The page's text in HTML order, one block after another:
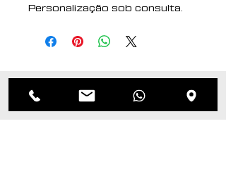
Personalização sob consulta.
Produtos